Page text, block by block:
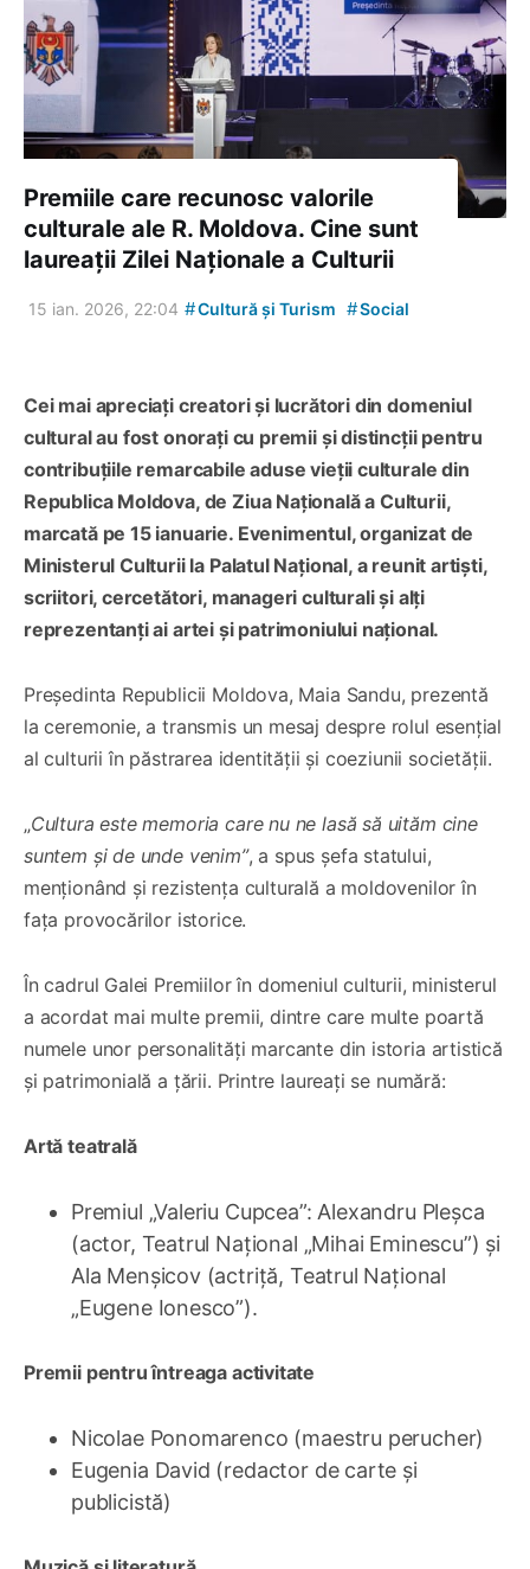
Premiile care recunosc valorile
culturale ale R. Moldova. Cine sunt
laureații Zilei Naționale a Culturii
15 ian. 2026, 22:04 #Cultură și Turism #Social
Cei mai apreciați creatori și lucrători din domeniul
cultural au fost onorați cu premii și distincții pentru
contribuțiile remarcabile aduse vieții culturale din
Republica Moldova, de Ziua Națională a Culturii,
marcată pe 15 ianuarie. Evenimentul, organizat de
Ministerul Culturii la Palatul Național, a reunit artiști,
scriitori, cercetători, manageri culturali și alți
reprezentanți ai artei și patrimoniului național.
Președinta Republicii Moldova, Maia Sandu, prezentă
la ceremonie, a transmis un mesaj despre rolul esențial
al culturii în păstrarea identității și coeziunii societății.
„Cultura este memoria care nu ne lasă să uităm cine
suntem și de unde venim”, a spus șefa statului,
menționând și rezistența culturală a moldovenilor în
fața provocărilor istorice.
În cadrul Galei Premiilor în domeniul culturii, ministerul
a acordat mai multe premii, dintre care multe poartă
numele unor personalități marcante din istoria artistică
și patrimonială a țării. Printre laureați se numără:
Artă teatrală
Premiul „Valeriu Cupcea”: Alexandru Pleșca
(actor, Teatrul Național „Mihai Eminescu”) și
Ala Menșicov (actriță, Teatrul Național
„Eugene Ionesco”).
Premii pentru întreaga activitate
Nicolae Ponomarenco (maestru perucher)
Eugenia David (redactor de carte și
publicistă)